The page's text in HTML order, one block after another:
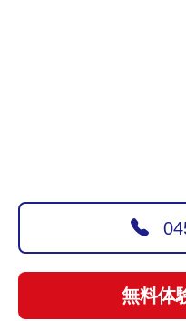
無料体